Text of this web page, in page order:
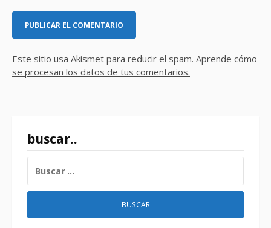
Este sitio usa Akismet para reducir el spam. Aprende cómo
se procesan los datos de tus comentarios.
buscar..